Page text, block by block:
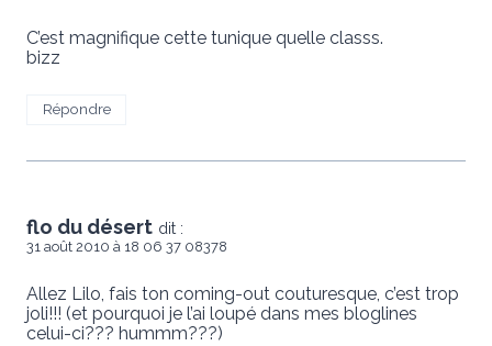
C’est magnifique cette tunique quelle classs.
bizz
Répondre
flo du désert dit :
31 août 2010 à 18 06 37 08378
Allez Lilo, fais ton coming-out couturesque, c’est trop
joli!!! (et pourquoi je l’ai loupé dans mes bloglines
celui-ci??? hummm???)